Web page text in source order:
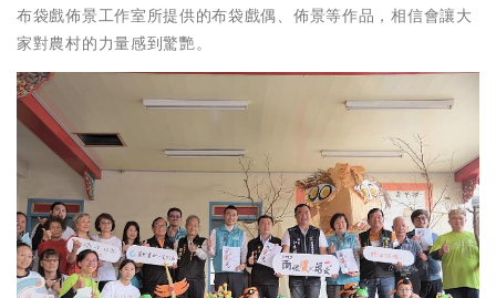
布袋戲佈景工作室所提供的布袋戲偶、佈景等作品，相信會讓大
家對農村的力量感到驚艷。